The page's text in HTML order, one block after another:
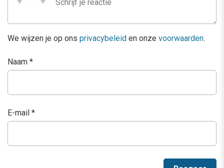
We wijzen je op ons privacybeleid en onze voorwaarden.
Naam *
E-mail *